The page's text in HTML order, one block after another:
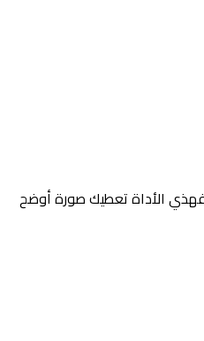
فهذي الأداة تعطيك صورة أوضح